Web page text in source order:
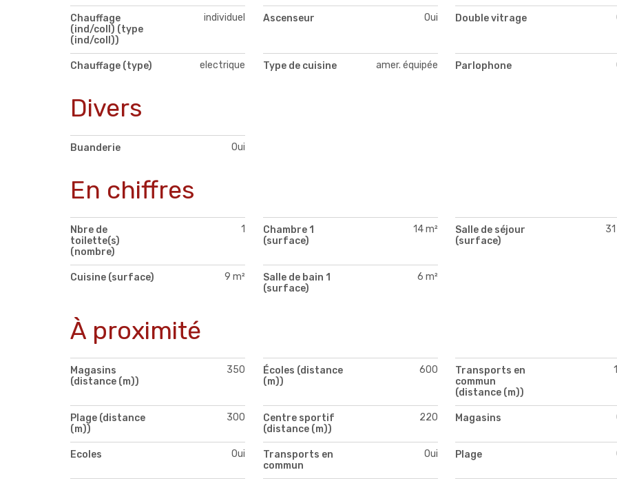
Chauffage
(ind/coll) (type
(ind/coll))
individuel Ascenseur Oui Double vitrage
Chauffage (type) electrique Type de cuisine amer. équipée Parlophone
Divers
Buanderie Oui
En chiffres
Nbre de
toilette(s)
(nombre)
1
Chambre 1
(surface)
14 m²
Salle de séjour
(surface)
Cuisine (surface) 9 m²
Salle de bain 1
(surface)
6 m²
À proximité
Magasins
(distance (m))
350
Écoles (distance
(m))
600
Transports en
commun
(distance (m))
Plage (distance
(m))
300
Centre sportif
(distance (m))
220 Magasins
Ecoles Oui
Transports en
commun
Oui Plage